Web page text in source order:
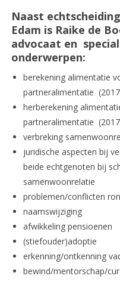
Naast
Edam is Raike de
advocaat en
onderwerpen:
berekening alimentatie
partneralimentatie
herberekening
partneralimentatie
verbreking
juridische aspecten bij
beide echtgenoten bij
samenwoonrelatie
problemen/conflicten
naamswijziging
afwikkeling pensioenen
(stiefouder)adoptie
erkenning/ontkenning
bewind/mentorschap/